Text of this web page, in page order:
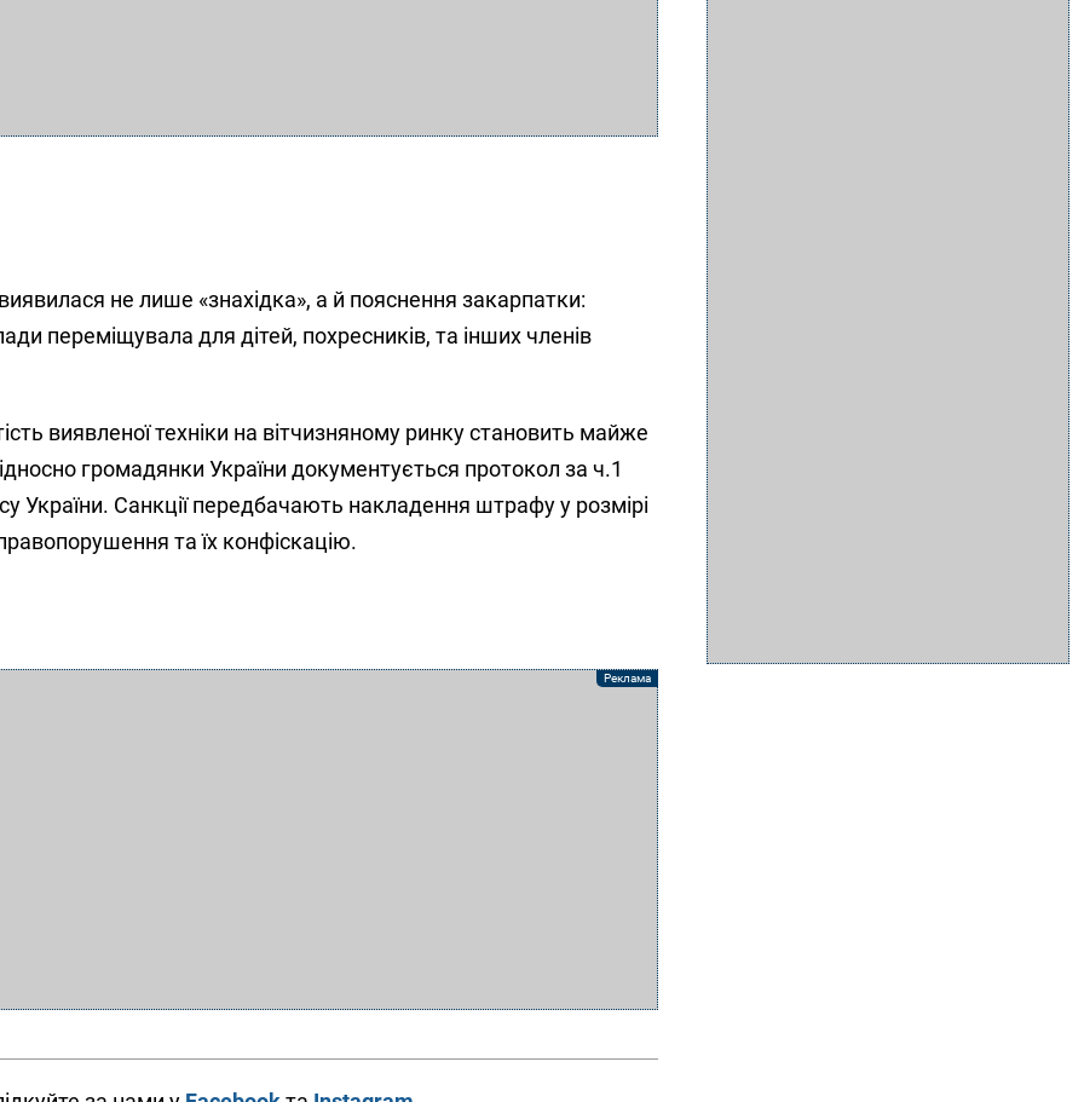
не лише «знахідка», а й пояснення закарпатки:
переміщувала для дітей, похресників, та інших членів
виявленої техніки на вітчизняному ринку становить майже
громадянки України документується протокол за ч.1
України. Санкції передбачають накладення штрафу у розмірі
та їх конфіскацію.